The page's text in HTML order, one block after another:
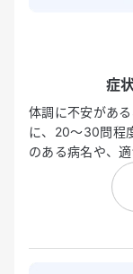
症
体調に不安があ
に、20〜30問程
のある病名や、